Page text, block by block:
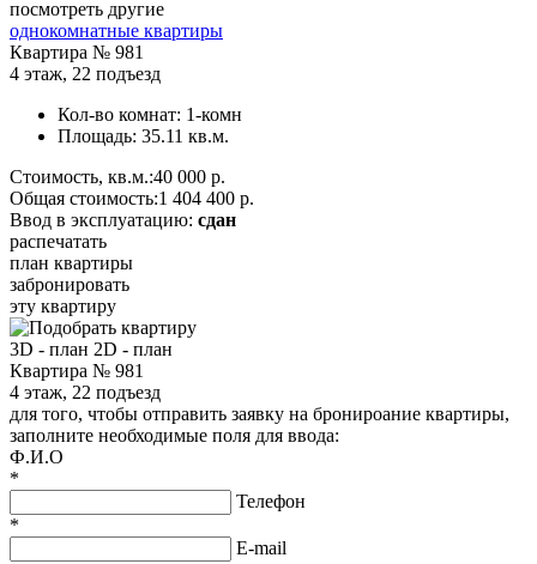
посмотреть другие
однокомнатные квартиры
Квартира № 981
4 этаж, 22 подъезд
Кол-во комнат: 1-комн
Площадь: 35.11 кв.м.
Стоимость, кв.м.:40 000 р.
Общая стоимость:1 404 400 р.
Ввод в эксплуатацию: сдан
распечатать
план квартиры
забронировать
эту квартиру
3D - план 2D - план
Квартира № 981
4 этаж, 22 подъезд
для того, чтобы отправить заявку на бронироание квартиры,
заполните необходимые поля для ввода:
Ф.И.О
*
Телефон
*
E-mail